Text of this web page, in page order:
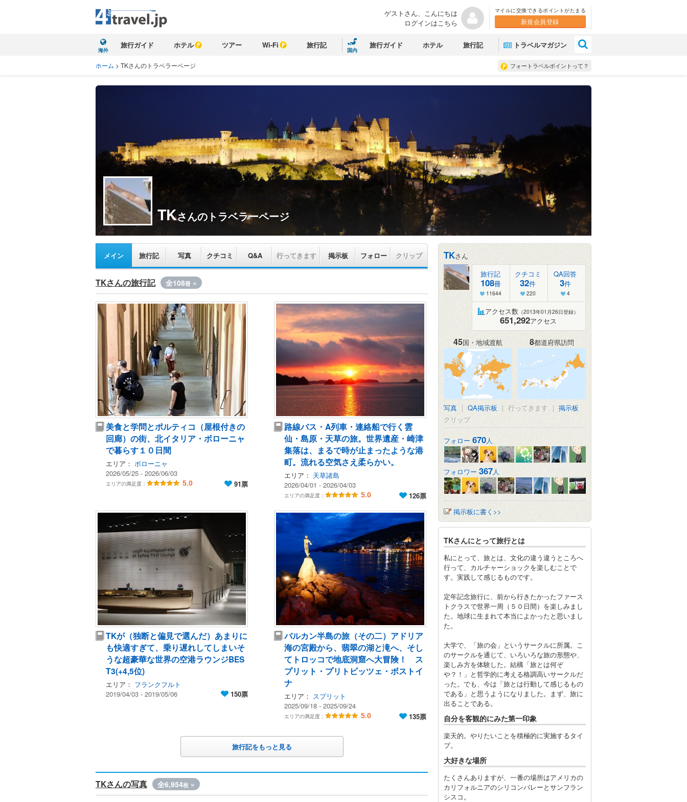
ゲストさん、こんにちは
ログインはこちら
マイルに交換できるポイントがたまる
新規会員登録
海外
旅行ガイド ホテル ツアー Wi-Fi 旅行記
国内
旅行ガイド ホテル 旅行記 トラベルマガジン
フォートラベルポイントって？
ホーム > TKさんのトラベラーページ
TKさんのトラベラーページ
メイン 旅行記 写真 クチコミ Q&A 行ってきます 掲示板 フォロー クリップ
TKさんの旅行記 全108冊 »
美食と学問とポルティコ（屋根付きの
回廊）の街、北イタリア・ボローニャ
で暮らす１０日間
エリア： ボローニャ
2026/05/25 - 2026/06/03
エリアの満足度： 5.0 91票
路線バス・A列車・連絡船で行く雲
仙・島原・天草の旅。世界遺産・崎津
集落は、まるで時が止まったような港
町。流れる空気さえ柔らかい。
エリア： 天草諸島
2026/04/01 - 2026/04/03
エリアの満足度： 5.0 126票
TKが（独断と偏見で選んだ）あまりに
も快適すぎて、乗り遅れしてしまいそ
うな超豪華な世界の空港ラウンジBES
T3(+4,5位)
エリア： フランクフルト
2019/04/03 - 2019/05/06
150票
バルカン半島の旅（その二）アドリア
海の宮殿から、翡翠の湖と滝へ、そし
てトロッコで地底洞窟へ大冒険！ ス
プリット・プリトビッツェ・ボストイ
ナ
エリア： スプリット
2025/09/18 - 2025/09/24
エリアの満足度： 5.0 135票
旅行記をもっと見る
TKさんの写真 全6,954枚 »
TKさん
旅行記
108冊
11644
クチコミ
32件
220
QA回答
3件
4
アクセス数 （2013年01月26日登録）
651,292アクセス
45国・地域渡航 8都道府県訪問
写真 | QA掲示板 | 行ってきます | 掲示板
クリップ
フォロー 670人
フォロワー 367人
掲示板に書く>>
TKさんにとって旅行とは
私にとって、旅とは、文化の違う違うところへ
行って、カルチャーショックを楽しむことで
す。実践して感じるものです。
定年記念旅行に、前から行きたかったファース
トクラスで世界一周（５０日間）を楽しみまし
た。地球に生まれて本当によかったと思いまし
た。
大学で、「旅の会」というサークルに所属。こ
のサークルを通じて、いろいろな旅の形態や、
楽しみ方を体験した。結構「旅とは何ぞ
や？！」と哲学的に考える格調高いサークルだ
った。でも、今は「旅とは行動して感じるもの
である」と思うようになりました。まず、旅に
出ることである。
自分を客観的にみた第一印象
楽天的。やりたいことを積極的に実施するタイ
プ。
大好きな場所
たくさんありますが、一番の場所はアメリカの
カリフォルニアのシリコンバレーとサンフラン
シスコ。